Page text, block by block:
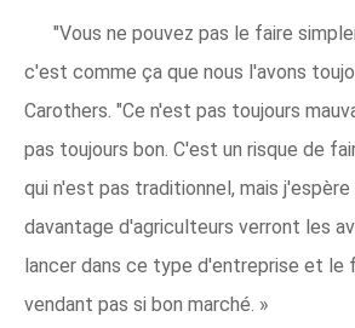
"Vous ne pouvez pas le faire
c'est comme ça que nous l'avons
Carothers. "Ce n'est pas toujours
pas toujours bon. C'est un risque de
qui n'est pas traditionnel, mais j'espère
davantage d'agriculteurs verront les
lancer dans ce type d'entreprise et le
vendant pas si bon marché. »